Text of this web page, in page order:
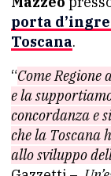
porta
Toscana.
“Come
e la
concordanza e
che la Toscana
allo sviluppo